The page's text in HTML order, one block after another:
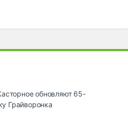
обновляют 65-
Грайворонка